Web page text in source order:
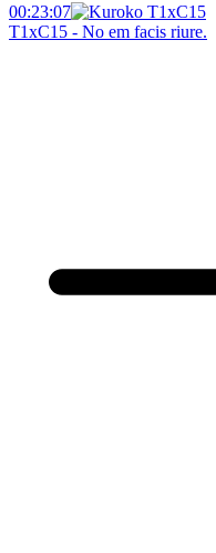
00:23:07
T1xC15 - No em facis riure.